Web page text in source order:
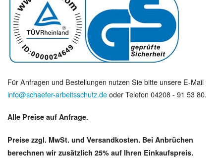
Für Anfragen und Bestellungen nutzen Sie bitte unsere E-Mail
info@schaefer-arbeitsschutz.deoder Telefon 04208 - 91 53 80.
Alle Preise auf Anfrage.
Preise zzgl. MwSt. und Versandkosten. Bei Anbrüchen
berechnen wir zusätzlich 25% auf Ihren Einkaufspreis.